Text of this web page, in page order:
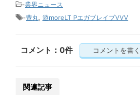
-業界ニュース
-豊丸, 遊moreLT PエガブレイブVVV
コメント：0件 コメントを書く
関連記事